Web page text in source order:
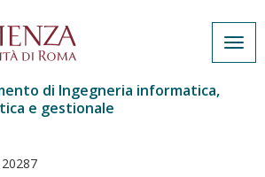
di Ingegneria informatica,
e gestionale
20287